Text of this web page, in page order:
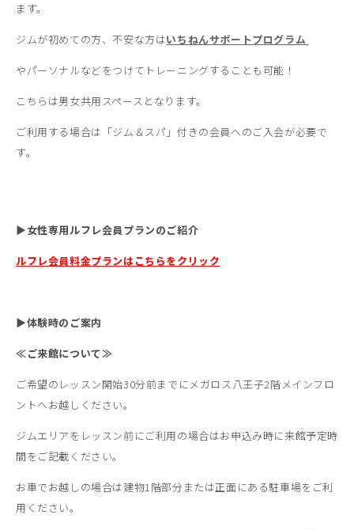
ます。
ジムが初めての方、不安な方はいちねんサポートプログラム
やパーソナルなどをつけてトレーニングすることも可能！
こちらは男女共用スペースとなります。
ご利用する場合は「ジム＆スパ」付きの会員へのご入会が必要で
す。
▶女性専用ルフレ会員プランのご紹介
ルフレ会員料金プランはこちらをクリック
▶体験時のご案内
≪ご来館について≫
ご希望のレッスン開始30分前までにメガロス八王子2階メインフロ
ントへお越しください。
ジムエリアをレッスン前にご利用の場合はお申込み時に来館予定時
間をご記載ください。
お車でお越しの場合は建物1階部分または正面にある駐車場をご利
用ください。